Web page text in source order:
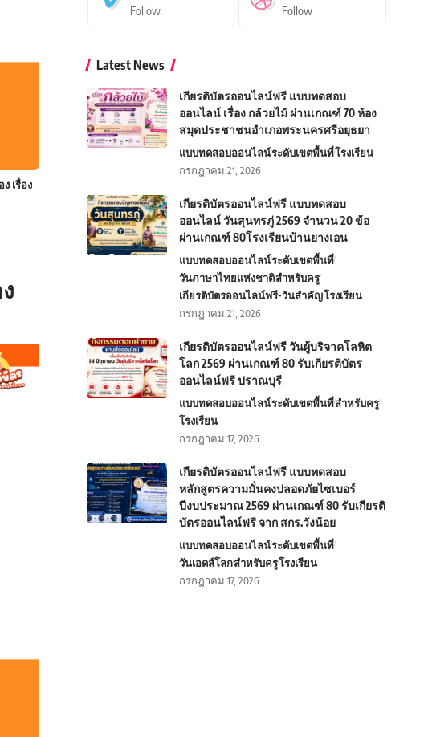
เรื่อง
Follow Follow
Latest News
เกียรติบัตรออนไลน์ฟรี แบบทดสอบ
ออนไลน์ เรื่อง กล้วยไม้ ผ่านเกณฑ์ 70 ห้อง
สมุดประชาชนอำเภอพระนครศรีอยุธยา
แบบทดสอบออนไลน์ระดับเขตพื้นที่โรงเรียน
กรกฎาคม 21, 2026
เกียรติบัตรออนไลน์ฟรี แบบทดสอบ
ออนไลน์ วันสุนทรภู่ 2569 จำนวน 20 ข้อ
ผ่านเกณฑ์ 80โรงเรียนบ้านยางเอน
แบบทดสอบออนไลน์ระดับเขตพื้นที่
วันภาษาไทยแห่งชาติสำหรับครู
เกียรติบัตรออนไลน์ฟรี-วันสำคัญโรงเรียน
กรกฎาคม 21, 2026
เกียรติบัตรออนไลน์ฟรี วันผู้บริจาคโลหิต
โลก 2569 ผ่านเกณฑ์ 80 รับเกียรติบัตร
ออนไลน์ฟรี ปราณบุรี
แบบทดสอบออนไลน์ระดับเขตพื้นที่สำหรับครู
โรงเรียน
กรกฎาคม 17, 2026
เกียรติบัตรออนไลน์ฟรี แบบทดสอบ
หลักสูตรความมั่นคงปลอดภัยไซเบอร์
ปีงบประมาณ 2569 ผ่านเกณฑ์ 80 รับเกียรติ
บัตรออนไลน์ฟรี จาก สกร.วังน้อย
แบบทดสอบออนไลน์ระดับเขตพื้นที่
วันเอดส์โลกสำหรับครูโรงเรียน
กรกฎาคม 17, 2026